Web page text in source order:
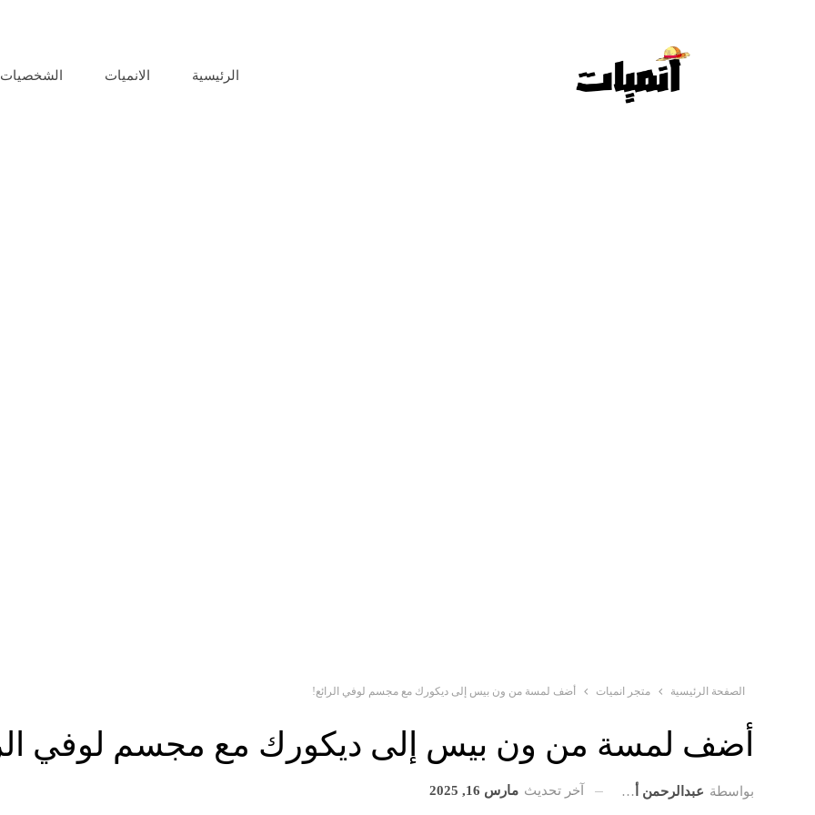
الرئيسية الانميات الشخصيات
الصفحة الرئيسية متجر انميات أضف لمسة من ون بيس إلى ديكورك مع مجسم لوفي الرائع!
أضف لمسة من ون بيس إلى ديكورك مع مجسم لوفي
بواسطة عبدالرحمن أحمد آخر تحديث مارس 16, 2025